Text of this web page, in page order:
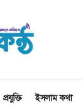
প্রযুক্তি ইসলাম কথা